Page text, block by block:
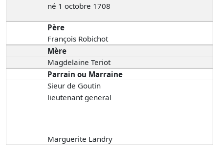
né 1 octobre 1708
Père
François Robichot
Mère
Magdelaine Teriot
Parrain ou Marraine
Sieur de Goutin
lieutenant general
Marguerite Landry